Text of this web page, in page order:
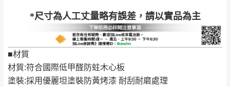
*尺寸為人工丈量略有誤差，請以實品為主
■材質
材質:符合國際低甲醛防蛀木心板
塗裝:採用優麗坦塗裝防黃烤漆 耐刮耐磨處理
基隆
$ 9,000以下：
NT$500元
＊A108產品另收運費
基隆山區
苗栗
運費
$ 9,000以下：
霄山區、西湖、泰
機當天到貨前皆會再與您通知，讓你不用整
天在家等貨，以節省您的寶貴時間。
由於百貨公司配送較為不易，故暫無法配送
至百貨公司內部。